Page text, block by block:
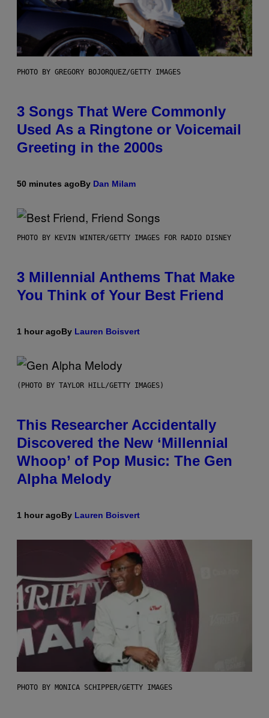
PHOTO BY GREGORY BOJORQUEZ/GETTY IMAGES
3 Songs That Were Commonly
Used As a Ringtone or Voicemail
Greeting in the 2000s
50 minutes agoBy Dan Milam
PHOTO BY KEVIN WINTER/GETTY IMAGES FOR RADIO DISNEY
3 Millennial Anthems That Make
You Think of Your Best Friend
1 hour agoBy Lauren Boisvert
(PHOTO BY TAYLOR HILL/GETTY IMAGES)
This Researcher Accidentally
Discovered the New ‘Millennial
Whoop’ of Pop Music: The Gen
Alpha Melody
1 hour agoBy Lauren Boisvert
PHOTO BY MONICA SCHIPPER/GETTY IMAGES